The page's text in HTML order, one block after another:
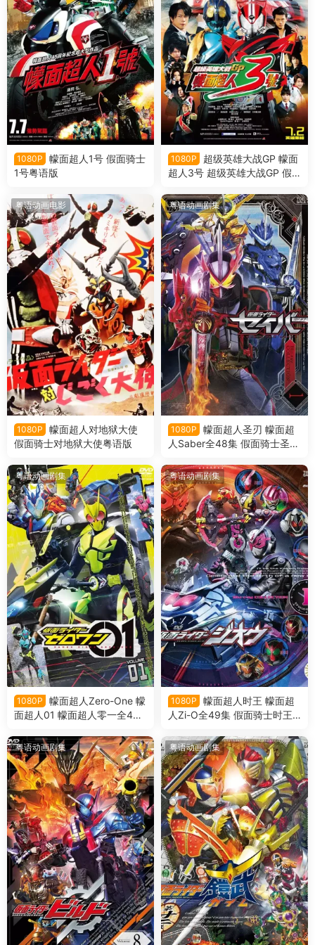
1080P
幪面超人1号 假面骑士
1号粤语版
1080P
超级英雄大战GP 幪面
超人3号 超级英雄大战GP 假
粤语动画电影
1080P
幪面超人对地狱大使
假面骑士对地狱大使粤语版
粤语动画剧集
1080P
幪面超人圣刃 幪面超
人Saber全48集 假面骑士圣刃
粤语动画剧集
1080P
幪面超人Zero-One 幪
面超人01 幪面超人零一全46
士01 假面骑士零一 粤语版
粤语动画剧集
1080P
幪面超人时王 幪面超
人Zi-O全49集 假面骑士时王
粤语动画剧集 粤语动画剧集